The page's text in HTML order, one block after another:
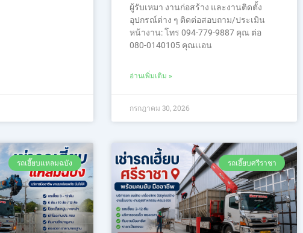
ผู้รับเหมา งานก่อสร้าง และงานติดตั้ง
อุปกรณ์ต่าง ๆ ติดต่อสอบถาม/ประเมิน
หน้างาน: โทร 094-779-9887 คุณ ต่อ
080-0140105 คุณเเอน
อ่านเพิ่มเติม »
กรกฎาคม 30, 2026
รถเฮี๊ยบเเหลมฉบัง รถเฮี๊ยบศรีราชา